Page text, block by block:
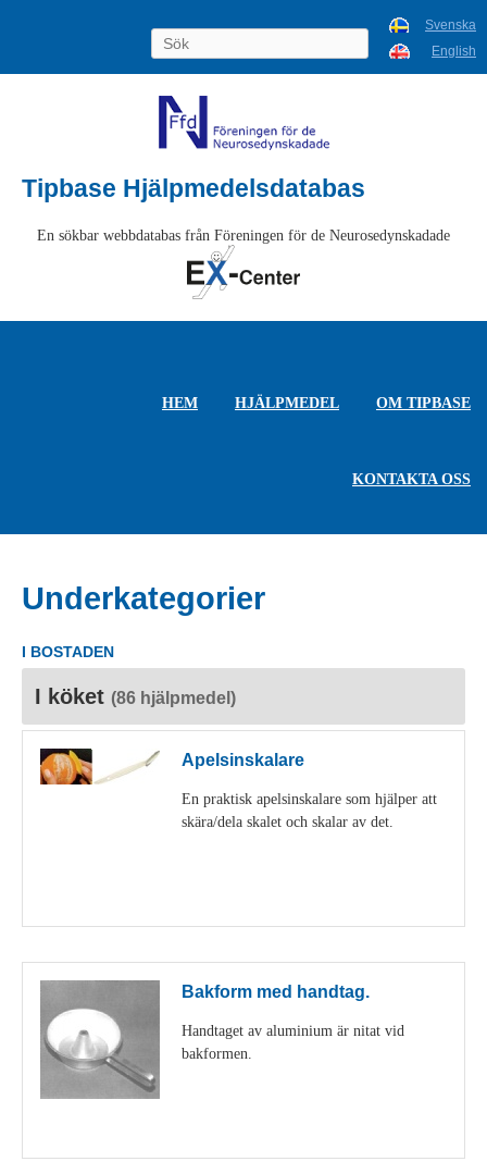
Svenska
English
Tipbase Hjälpmedelsdatabas
En sökbar webbdatabas från Föreningen för de Neurosedynskadade
HEM HJÄLPMEDEL OM TIPBASE
KONTAKTA OSS
Underkategorier
I BOSTADEN
I köket (86 hjälpmedel)
Apelsinskalare
En praktisk apelsinskalare som hjälper att
skära/dela skalet och skalar av det.
Bakform med handtag.
Handtaget av aluminium är nitat vid
bakformen.